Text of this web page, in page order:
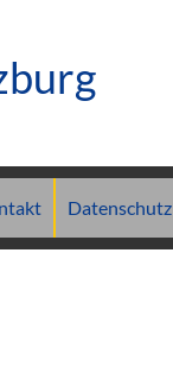
Datenschutz